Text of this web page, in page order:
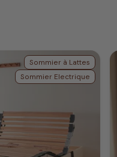
Sommier à Lattes
Sommier Electrique